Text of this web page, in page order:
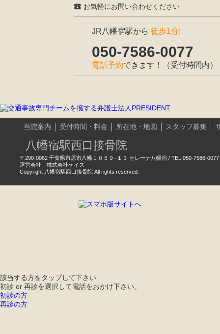
お気軽にお問い合わせください
JR八幡宿駅から 徒歩1分!
050-7586-0077
電話予約できます！（受付時間内）
当院案内 受付時間・料金 所在地・地図 スタッフ募集
八幡宿駅西口接骨院
〒290-0062 千葉県市原市八幡１０５９−１３ セレーナ八幡宿 / TEL:050-7586-0077
運営会社 株式会社ケイズ
Copyright 八幡宿駅西口接骨院 All rights reserved.
該当する方をタップして下さい
初診 or 再診を選択して電話をおかけ下さい。
初診の方
再診の方